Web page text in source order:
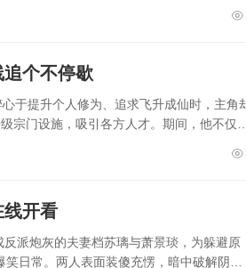
追个不停歇
于提升个人修为、追求飞升成仙时，主角
宗门设施，吸引各方人才。期间，他不仅
线开看
派炮灰的夫妻档苏璃与萧景琰，为躲避原
笑日常。两人表面装傻充愣，暗中破解阴